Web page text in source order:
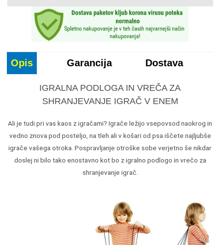
Opis Garancija Dostava
IGRALNA PODLOGA IN VREČA ZA
SHRANJEVANJE IGRAČ V ENEM
Ali je tudi pri vas kaos z igračami? Igrače ležijo vsepovsod naokrog in
vedno znova pod posteljo, na tleh ali v košari od psa iščete najljubše
igrače vašega otroka. Pospravljanje otroške sobe verjetno še nikdar
doslej ni bilo tako enostavno kot bo z igralno podlogo in vrečo za
shranjevanje igrač.